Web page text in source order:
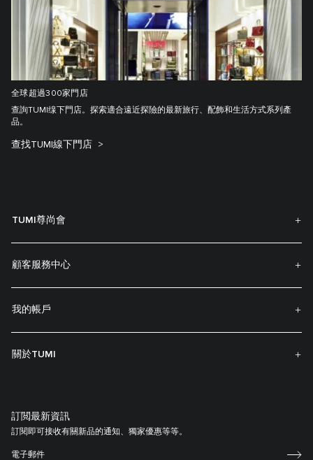
全球超過300家門店
查詢TUMI缐下門店。探索適合遠近探險的最新旅行、配飾和生活方式系列產
品。
查找TUMI線下門店
TUMI尊尚會
顧客服務中心
我的帳戶
關於TUMI
訂閲最新資訊
訂閱即可接收有關新品的通知、獨家優惠等等。